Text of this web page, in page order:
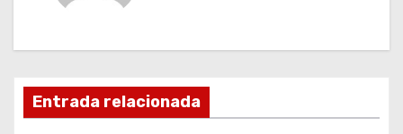
c
iEntrada relacionada